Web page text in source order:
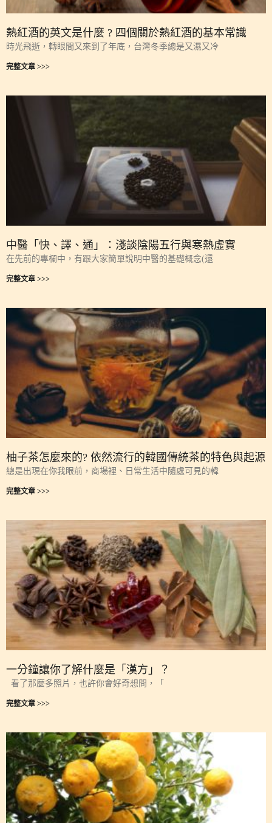
熱紅酒的英文是什麼 ? 四個關於熱紅酒的基本常識
時光飛逝，轉眼間又來到了年底，台灣冬季總是又濕又冷
完整文章 >>>
中醫「快、譯、通」：淺談陰陽五行與寒熱虛實
在先前的專欄中，有跟大家簡單說明中醫的基礎概念(還
完整文章 >>>
柚子茶怎麼來的? 依然流行的韓國傳統茶的特色與起源
總是出現在你我眼前，商場裡、日常生活中隨處可見的韓
完整文章 >>>
一分鐘讓你了解什麼是「漢方」？
看了那麼多照片，也許你會好奇想問，「
完整文章 >>>